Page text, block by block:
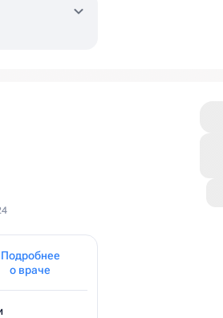
Подробнее
о враче